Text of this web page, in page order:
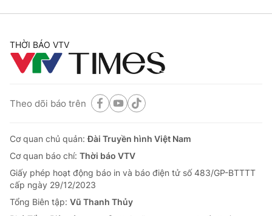
Tổng Biên tập:Vũ Thanh Thủy
Phó Tổng Biên tập:
Nguyễn Thị Mỹ Hạnh, Phạm Quốc Thắng,
Tổng đài VTV: 024.38 355 931 - 024.38 355 932
Email:
toasoan@vtv.vn
Liên hệ quảng cáo: 024-7300.7108
THỜI BÁO VTV
Theo dõi báo trên
Cơ quan chủ quản:Đài Truyền hình Việt Nam
Cơ quan báo chí: Thời báo VTV
Giấy phép hoạt động báo in và báo điện tử số 483/GP-BTTTT
cấp ngày 29/12/2023
Tổng Biên tập: Vũ Thanh Thủy